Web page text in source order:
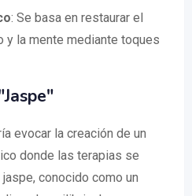
: Se basa en restaurar el
y la mente mediante toques
evocar la creación de un
donde las terapias se
conocido como un